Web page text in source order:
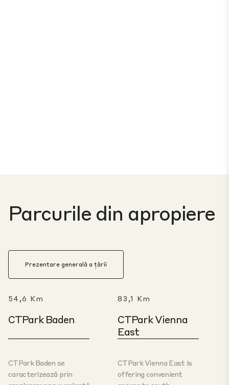
Parcurile din apropiere
Prezentare generală a țării
54,6 Km
CTPark Baden
CTPark Baden se
caracterizează prin
83,1 Km
CTPark Vienna
East
CTPark Vienna East is
offering convenient